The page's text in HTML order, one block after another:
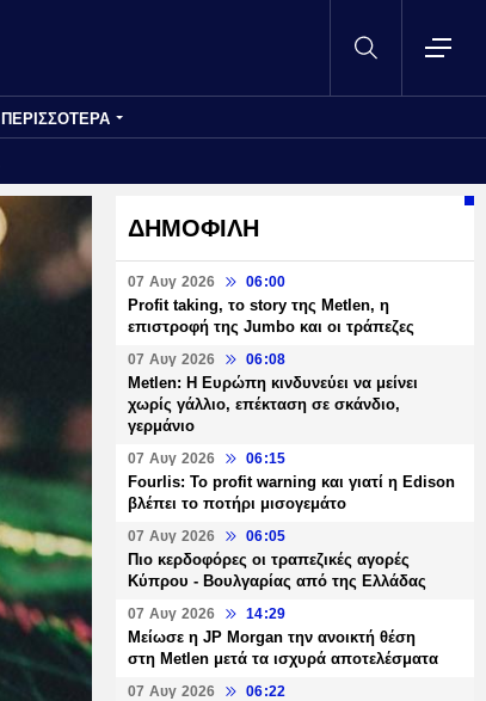
ΠΕΡΙΣΣΟΤΕΡΑ
ΔΗΜΟΦΙΛΗ
07 Αυγ 2026 06:00
Profit taking, το story της Metlen, η
επιστροφή της Jumbo και οι τράπεζες
07 Αυγ 2026 06:08
Metlen: Η Ευρώπη κινδυνεύει να μείνει
χωρίς γάλλιο, επέκταση σε σκάνδιο,
γερμάνιο
07 Αυγ 2026 06:15
Fourlis: Το profit warning και γιατί η Edison
βλέπει το ποτήρι μισογεμάτο
07 Αυγ 2026 06:05
Πιο κερδοφόρες οι τραπεζικές αγορές
Κύπρου - Βουλγαρίας από της Ελλάδας
07 Αυγ 2026 14:29
Μείωσε η JP Morgan την ανοικτή θέση
στη Metlen μετά τα ισχυρά αποτελέσματα
07 Αυγ 2026 06:22